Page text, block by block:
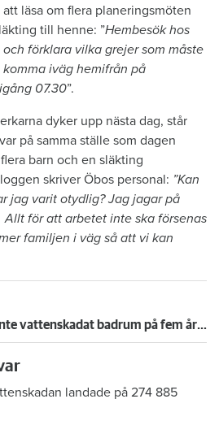
läsa om flera planeringsmöten
till henne: ”Hembesök hos
förklara vilka grejer som måste
iväg hemifrån på
07.30”.
dyker upp nästa dag, står
på samma ställe som dagen
barn och en släkting
skriver Öbos personal: ”Kan
jag varit otydlig? Jag jagar på
för att arbetet inte ska försenas
familjen i väg så att vi kan
Anmälde inte vattenskadat badrum på fem år – krävs på 125 000 kronor
landade på 274 885